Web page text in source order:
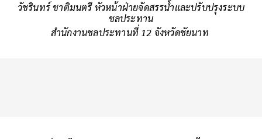
วัชรินทร์ ชาติมนตรี หัวหน้าฝ่ายจัดสรรน้ำและปรับปรุงระบบ
ชลประทาน
สำนักงานชลประทานที่ 12 จังหวัดชัยนาท